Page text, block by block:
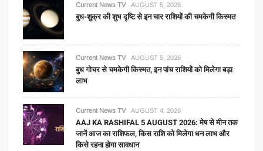
Current News TV AUGUST 5, 2026
बुध-शुक्र की शुभ दृष्टि से इन चार राशियों की चमकेगी किस्मत
Current News TV AUGUST 5, 2026
बुध गोचर से चमकेगी किस्मत, इन पांच राशियों को मिलेगा बड़ा
लाभ
Current News TV AUGUST 4, 2026
AAJ KA RASHIFAL 5 AUGUST 2026: मेष से मीन तक
जानें आज का राशिफल, किस राशि को मिलेगा धन लाभ और
किसे रहना होगा सावधान